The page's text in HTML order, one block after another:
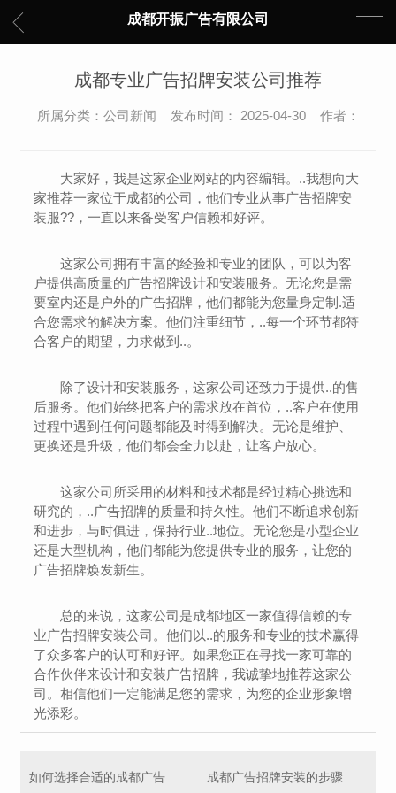
成都开振广告有限公司
成都专业广告招牌安装公司推荐
所属分类：公司新闻 发布时间： 2025-04-30 作者：
大家好，我是这家企业网站的内容编辑。..我想向大
家推荐一家位于成都的公司，他们专业从事广告招牌安
装服??，一直以来备受客户信赖和好评。
这家公司拥有丰富的经验和专业的团队，可以为客
户提供高质量的广告招牌设计和安装服务。无论您是需
要室内还是户外的广告招牌，他们都能为您量身定制.适
合您需求的解决方案。他们注重细节，..每一个环节都符
合客户的期望，力求做到..。
除了设计和安装服务，这家公司还致力于提供..的售
后服务。他们始终把客户的需求放在首位，..客户在使用
过程中遇到任何问题都能及时得到解决。无论是维护、
更换还是升级，他们都会全力以赴，让客户放心。
这家公司所采用的材料和技术都是经过精心挑选和
研究的，..广告招牌的质量和持久性。他们不断追求创新
和进步，与时俱进，保持行业..地位。无论您是小型企业
还是大型机构，他们都能为您提供专业的服务，让您的
广告招牌焕发新生。
总的来说，这家公司是成都地区一家值得信赖的专
业广告招牌安装公司。他们以..的服务和专业的技术赢得
了众多客户的认可和好评。如果您正在寻找一家可靠的
合作伙伴来设计和安装广告招牌，我诚挚地推荐这家公
司。相信他们一定能满足您的需求，为您的企业形象增
光添彩。